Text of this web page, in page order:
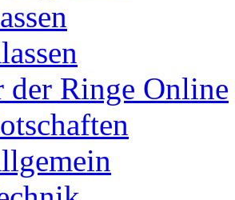
der Ringe Online